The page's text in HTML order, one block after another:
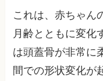
これは、赤ちゃん
月齢とともに変化
は頭蓋骨が非常に
間での形状変化が